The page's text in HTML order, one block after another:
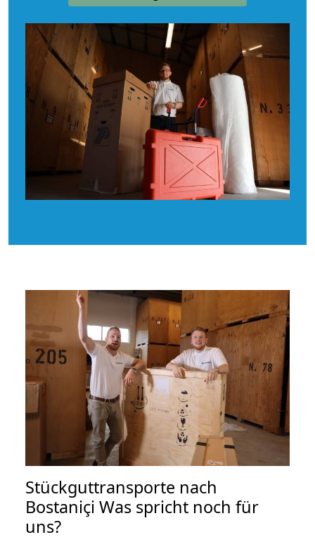
Stückguttransporte nach
Bostaniçi Was spricht noch für
uns?